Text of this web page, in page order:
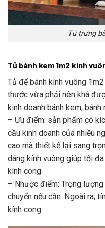
Tủ trưng
Tủ bánh kem 1m2 kính
Tủ để bánh kính vuông
thước vừa phải nên khá
kinh doanh bánh kem, bánh
– Ưu điểm: sản phẩm có
cầu kinh doanh của nhiều
cao mà thiết kế lại sang
dáng kính vuông giúp tối
kính cong.
– Nhược điểm: Trọng
chuyển nếu cần. Ngoài ra,
kính cong.